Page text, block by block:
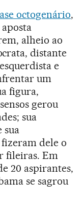
octogenário,
alheio ao
distante
e
um
figura,
gerou
sua
sua
dele o
fileiras. Em
20 aspirantes,
se sagrou